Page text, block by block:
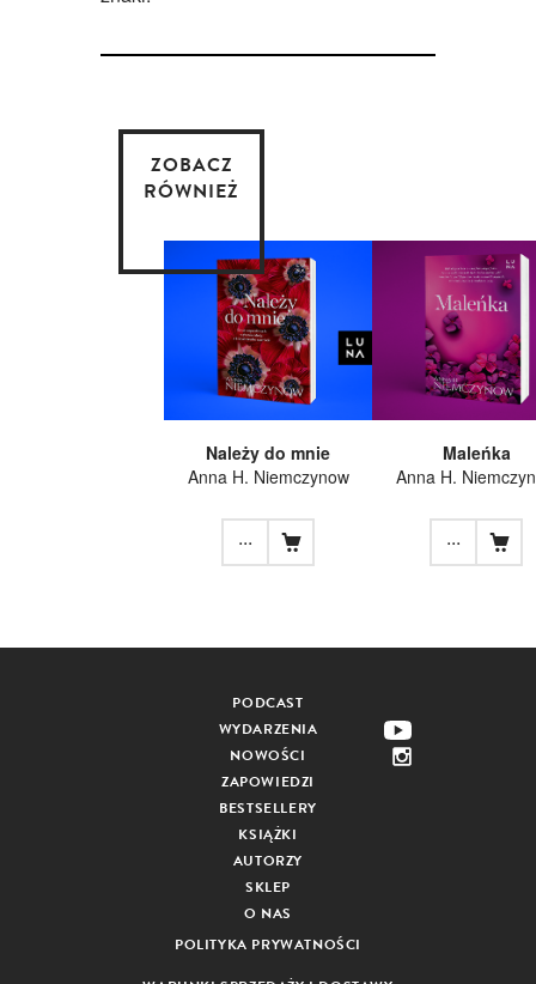
ZOBACZ
RÓWNIEŻ
Należy do mnie
Anna H. Niemczynow
...
Maleńka
Anna H.
...
PODCAST
WYDARZENIA
NOWOŚCI
ZAPOWIEDZI
BESTSELLERY
KSIĄŻKI
AUTORZY
SKLEP
O NAS
POLITYKA PRYWATNOŚCI